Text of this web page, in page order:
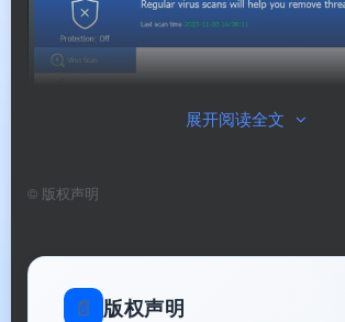
展开阅读全文
© 版权声明
📄 版权声明